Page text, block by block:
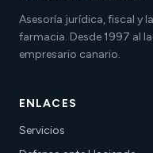
Asesoría jurídica, fiscal y
farmacia. Desde 1997 al
empresario canario.
ENLACES
Servicios